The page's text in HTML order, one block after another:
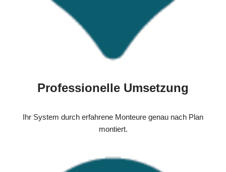
Professionelle Umsetzung
Ihr System durch erfahrene Monteure genau nach Plan
montiert.